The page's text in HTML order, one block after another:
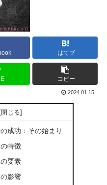
はてブ
コピー
2024.01.15
成功：その始まり
特徴
要素
影響